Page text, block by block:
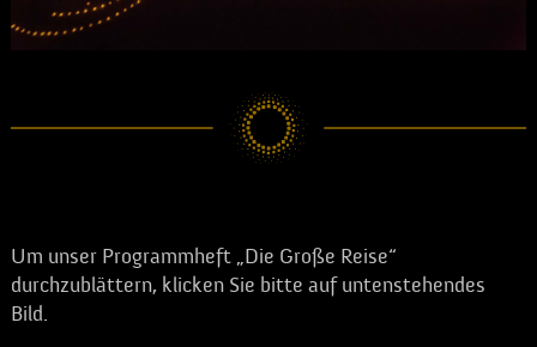
Um unser Programmheft „Die Große Reise“
durchzublättern, klicken Sie bitte auf untenstehendes
Bild.